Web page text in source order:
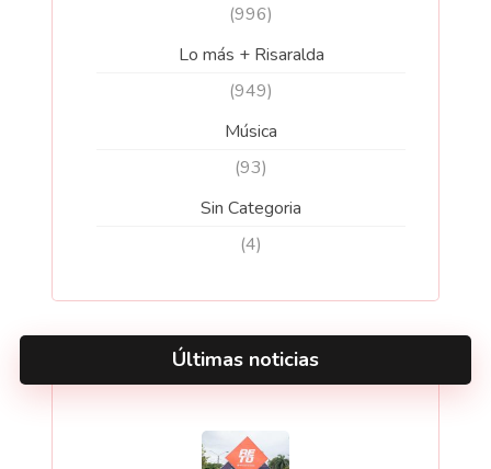
(996)
Lo más + Risaralda
(949)
Música
(93)
Sin Categoria
(4)
Últimas noticias